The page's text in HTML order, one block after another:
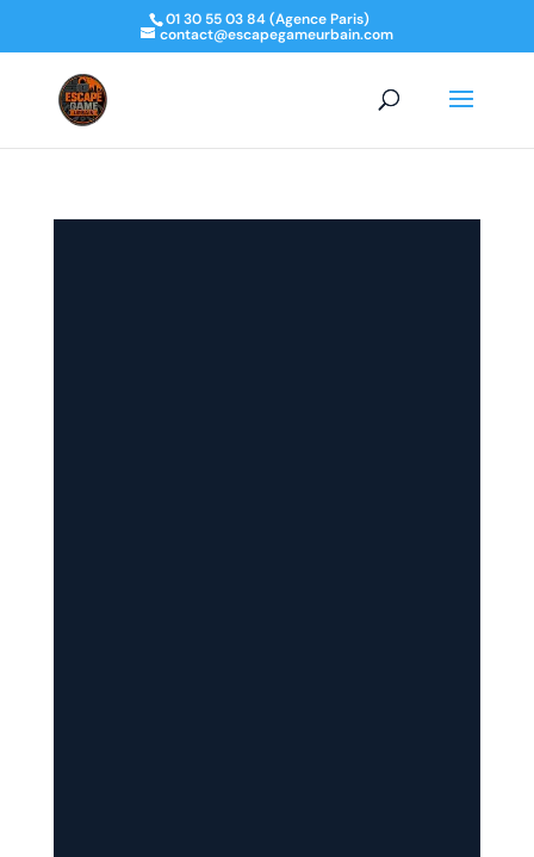
01 30 55 03 84 (Agence Paris)
contact@escapegameurbain.com